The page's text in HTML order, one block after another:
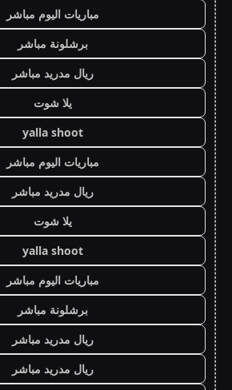
مباريات اليوم مباشر
برشلونة مباشر
ريال مدريد مباشر
يلا شوت
yalla shoot
مباريات اليوم مباشر
ريال مدريد مباشر
يلا شوت
yalla shoot
مباريات اليوم مباشر
برشلونة مباشر
ريال مدريد مباشر
ريال مدريد مباشر